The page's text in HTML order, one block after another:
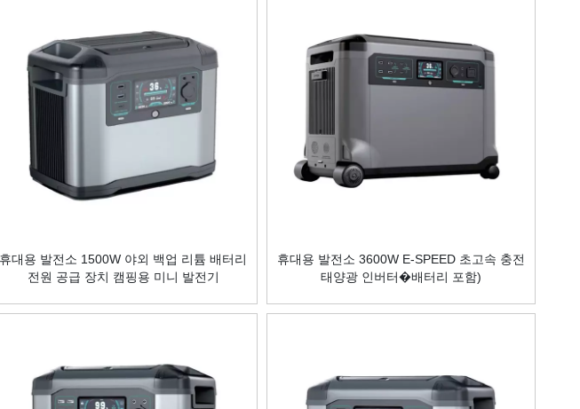
휴대용 발전소 1500W 야외 백업 리튬 배터리
전원 공급 장치 캠핑용 미니 발전기
휴대용 발전소 3600W E-SPEED 초고속 충전
태양광 인버터�배터리 포함)